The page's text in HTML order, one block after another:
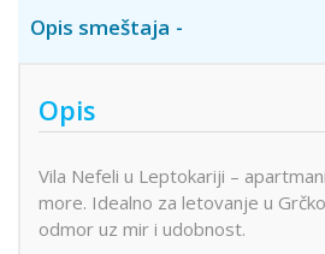
Opis smeštaja
Opis
Vila Nefeli u Leptokariji –
more. Idealno za letovanje u
odmor uz mir i udobnost.